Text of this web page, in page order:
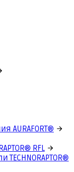
AURAFORT®
RFL